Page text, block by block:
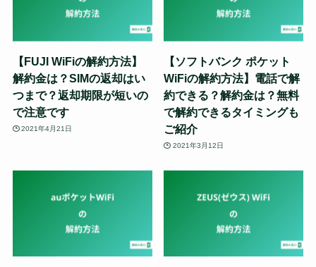
【FUJI WiFiの解約方法】
解約金は？SIMの返却はい
つまで？返却期限が短いの
で注意です
2021年4月21日
【ソフトバンク ポケット
WiFiの解約方法】電話で解
約できる？解約金は？無料
で解約できるタイミングも
ご紹介
2021年3月12日